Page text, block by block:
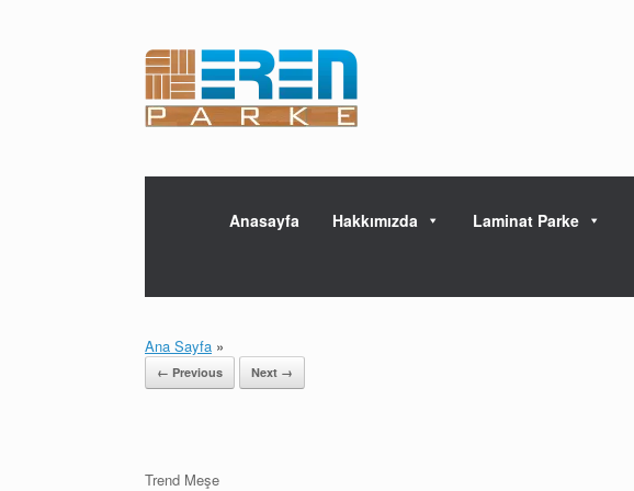
Anasayfa Hakkımızda Laminat Parke
Ana Sayfa »
← Previous Next →
Trend Meşe